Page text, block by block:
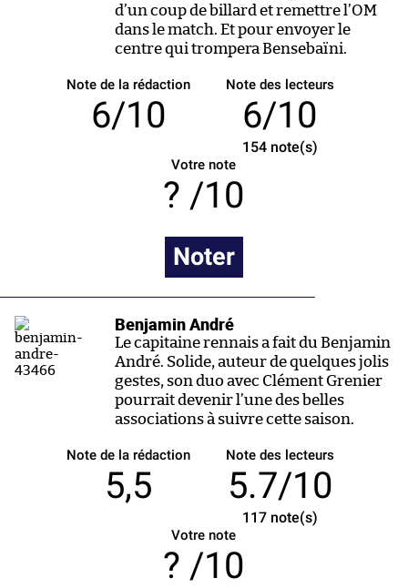
d’un coup de billard et remettre l’OM
dans le match. Et pour envoyer le
centre qui trompera Bensebaïni.
Note de la rédaction
6/10
Note des lecteurs
6/10
154note(s)
Votre note
/10
Noter
Benjamin André
Le capitaine rennais a fait du Benjamin
André. Solide, auteur de quelques jolis
gestes, son duo avec Clément Grenier
pourrait devenir l’une des belles
associations à suivre cette saison.
Note de la rédaction
5,5
Note des lecteurs
5.7/10
117note(s)
Votre note
/10